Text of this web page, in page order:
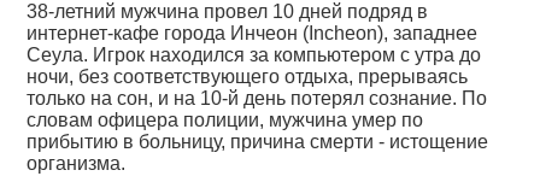
38-летний мужчина провел 10 дней подряд в
интернет-кафе города Инчеон (Incheon), западнее
Сеула. Игрок находился за компьютером с утра до
ночи, без соответствующего отдыха, прерываясь
только на сон, и на 10-й день потерял сознание. По
словам офицера полиции, мужчина умер по
прибытию в больницу, причина смерти - истощение
организма.